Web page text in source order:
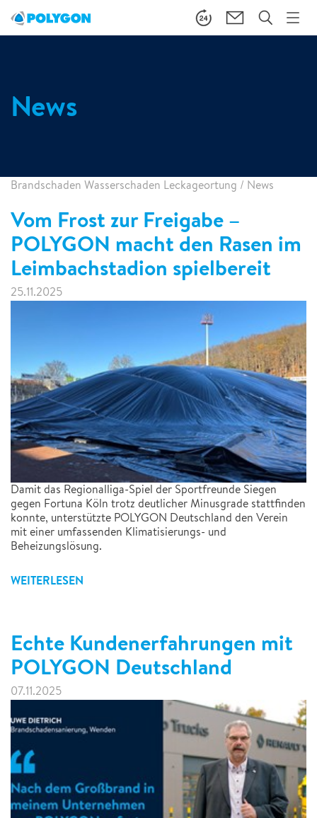
News
Brandschaden Wasserschaden Leckageortung / News
Vom Frost zur Freigabe –
POLYGON macht den Rasen im
Leimbachstadion spielbereit
25.11.2025
Damit das Regionalliga-Spiel der Sportfreunde Siegen
gegen Fortuna Köln trotz deutlicher Minusgrade stattfinden
konnte, unterstützte POLYGON Deutschland den Verein
mit einer umfassenden Klimatisierungs- und
Beheizungslösung.
WEITERLESEN
Echte Kundenerfahrungen mit
POLYGON Deutschland
07.11.2025